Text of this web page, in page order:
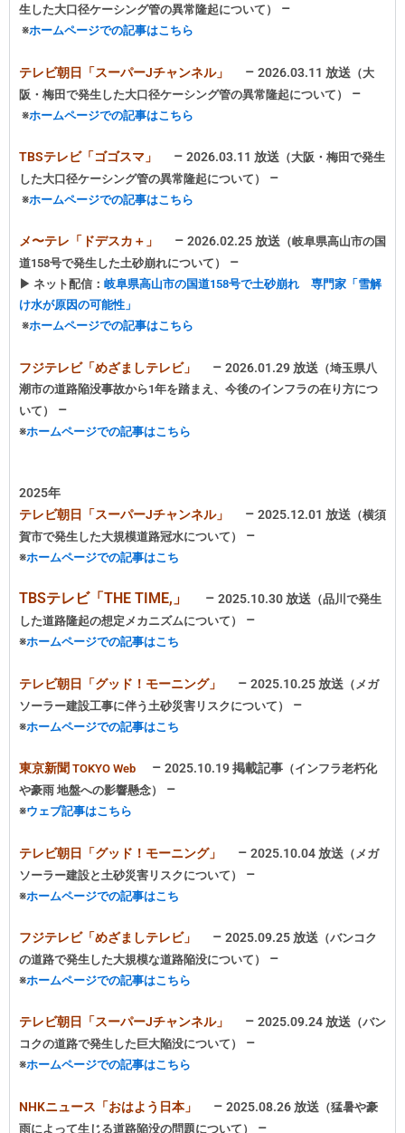
生した大口径ケーシング管の異常隆起について ） –
※ホームページでの記事はこちら
テレビ朝日「スーパーJチャンネル」 – 2026.03.11 放送 （大
阪・梅田で発生した大口径ケーシング管の異常隆起について ） –
※ホームページでの記事はこちら
TBSテレビ「ゴゴスマ」 – 2026.03.11 放送 （大阪・梅田で発生
した大口径ケーシング管の異常隆起について ） –
※ホームページでの記事はこちら
メ〜テレ「ドデスカ＋」 – 2026.02.25 放送 （岐阜県高山市の国
道158号で発生した土砂崩れについて ） –
▶ ネット配信： 岐阜県高山市の国道158号で土砂崩れ 専門家「雪解
け水が原因の可能性」
※ホームページでの記事はこちら
フジテレビ「めざましテレビ」 – 2026.01.29 放送 （埼玉県八
潮市の道路陥没事故から1年を踏まえ、今後のインフラの在り方につ
いて ） –
※ホームページでの記事はこちら
2025年
テレビ朝日「スーパーJチャンネル」
– 2025.12.01 放送 （横須
賀市で発生した大規模道路冠水について）
–
※ホームページでの記事はこち
TBSテレビ「THE TIME,」 – 2025.10.30 放送 （品川で発生
した道路隆起の想定メカニズムについて）
–
※ホームページでの記事はこち
テレビ朝日「グッド！モーニング」 – 2025.10.25 放送 （メガ
ソーラー建設工事に伴う土砂災害リスクについて）
–
※ホームページでの記事はこち
東京新聞 TOKYO Web – 2025.10.19 掲載記事 （インフラ老朽化
や豪雨 地盤への影響懸念）
–
※ウェブ記事はこちら
テレビ朝日「グッド！モーニング」 – 2025.10.04 放送 （メガ
ソーラー建設と土砂災害リスクについて）
–
※ホームページでの記事はこち
フジテレビ「めざましテレビ」 – 2025.09.25 放送 （バンコク
の道路で発生した大規模な道路陥没について ） –
※ホームページでの記事はこちら
テレビ朝日「スーパーJチャンネル」 – 2025.09.24 放送 （バン
コクの道路で発生した巨大陥没について） –
※ホームページでの記事はこちら
NHKニュース「おはよう日本」 – 2025.08.26 放送 （猛暑や豪
雨によって生じる道路陥没の問題について）
–